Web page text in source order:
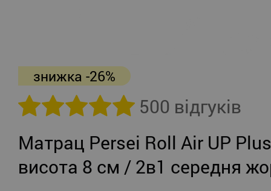
знижка -26%
500 відгуків
Матрац Persei Roll Air UP
висота 8 см / 2в1 середня